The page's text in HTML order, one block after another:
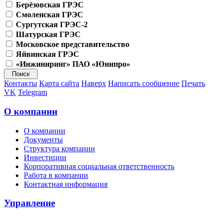
Берёзовская ГРЭС
Смоленская ГРЭС
Сургутская ГРЭС-2
Шатурская ГРЭС
Московское представительство
Яйвинская ГРЭС
«Инжиниринг» ПАО «Юнипро»
Контакты Карта сайта Наверх Написать сообщение Печать
VK Telegram
О компании
О компании
Документы
Структура компании
Инвестиции
Корпоративная социальная ответственность
Работа в компании
Контактная информация
Управление